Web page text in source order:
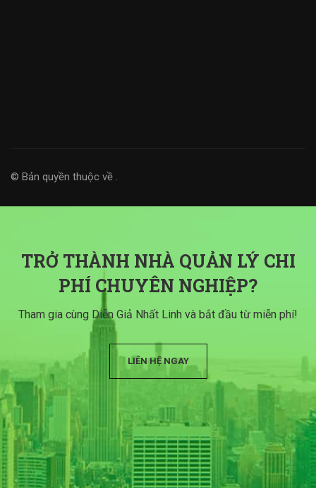
© Bản quyền thuộc về .
TRỞ THÀNH NHÀ QUẢN LÝ CHI
PHÍ CHUYÊN NGHIỆP?
Tham gia cùng Diễn Giả Nhất Linh và bắt đầu từ miễn phí!
LIÊN HỆ NGAY